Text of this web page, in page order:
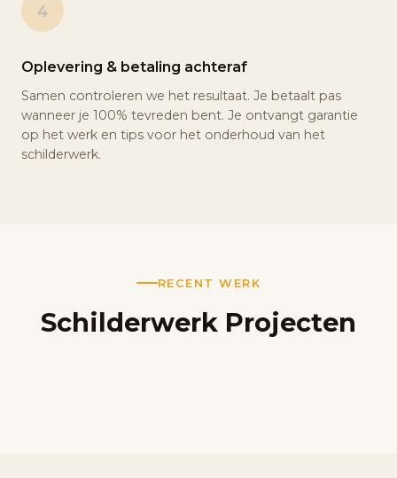
4
Oplevering & betaling achteraf
Samen controleren we het resultaat. Je betaalt pas
wanneer je 100% tevreden bent. Je ontvangt garantie
op het werk en tips voor het onderhoud van het
schilderwerk.
RECENT WERK
Schilderwerk Projecten